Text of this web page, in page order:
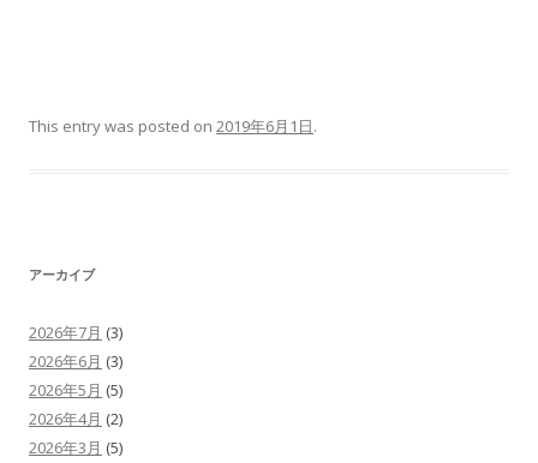
This entry was posted on 2019年6月1日.
アーカイブ
2026年7月 (3)
2026年6月 (3)
2026年5月 (5)
2026年4月 (2)
2026年3月 (5)